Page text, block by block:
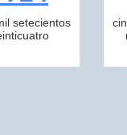
setecientos